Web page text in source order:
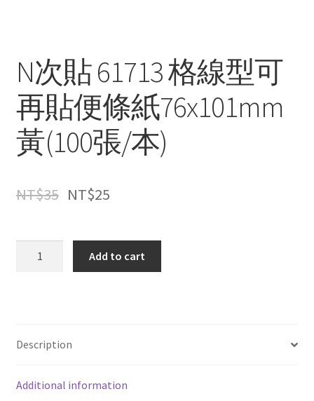
N次貼 61713 格線型可
再貼便條紙76x101mm
黃(100張/本)
NT$35 NT$25
再
Add to cart
Description
Additional information